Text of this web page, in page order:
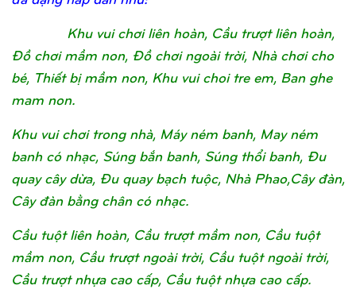
Khu vui chơi liên hoàn, Cầu trượt liên hoàn,
Đồ chơi mầm non, Đồ chơi ngoài trời, Nhà chơi cho
bé, Thiết bị mầm non, Khu vui choi tre em, Ban ghe
mam non.
Khu vui chơi trong nhà, Máy ném banh, May ném
banh có nhạc, Súng bắn banh, Súng thổi banh, Đu
quay cây dừa, Đu quay bạch tuộc, Nhà Phao,Cây đàn,
Cây đàn bằng chân có nhạc.
Cầu tuột liên hoàn, Cầu trượt mầm non, Cầu tuột
mầm non, Cầu trượt ngoài trời, Cầu tuột ngoài trời,
Cầu trượt nhựa cao cấp, Cầu tuột nhựa cao cấp.